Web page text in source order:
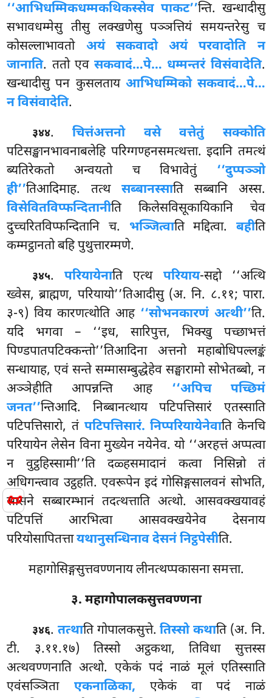
📜
‘‘आभिधम्मिकधम्मकथिकस्सेव पाकट’’न्ति. खन्धादीसु
सभावधम्मेसु तीसु लक्खणेसु पञ्ञत्तियं समयन्तरेसु च
कोसल्लाभावतो अयं सकवादो अयं परवादोति न
जानाति. ततो एवसकवादं…पे… धम्मन्तरं विसंवादेति.
खन्धादीसु पन कुसलताय आभिधम्मिको सकवादं…पे…
न विसंवादेति.
३४४.चित्तंअत्तनो वसे वत्तेतुं सक्कोति
पटिसङ्खानभावनाबलेहि परिग्गण्हनसमत्थत्ता. इदानि तमत्थं
ब्यतिरेकतो अन्वयतो च विभावेतुं ‘‘दुप्पञ्ञो
ही’’तिआदिमाह. तत्थ सब्बानस्साति सब्बानि अस्स.
विसेवितविप्फन्दितानीति किलेसविसूकायिकानि चेव
दुच्चरितविप्फन्दितानि च. भञ्जित्वाति मद्दित्वा. बहीति
कम्मट्ठानतो बहि पुथुत्तारम्मणे.
३४५.परियायेनाति एत्थ परियाय-सद्दो ‘‘अत्थि
ख्वेस, ब्राह्मण, परियायो’’तिआदीसु (अ. नि. ८.११; पारा.
३-९) विय कारणत्थोति आह ‘‘सोभनकारणं अत्थी’’ति.
यदि भगवा – ‘‘इध, सारिपुत्त, भिक्खु पच्छाभत्तं
पिण्डपातपटिक्कन्तो’’तिआदिना अत्तनो महाबोधिपल्लङ्कं
सन्धायाह, एवं सन्ते सम्मासम्बुद्धेहेव सङ्घारामो सोभेतब्बो, न
अञ्ञेहीति आपन्नन्ति आह ‘‘अपिच पच्छिमं
जनत’’न्तिआदि. निब्बानत्थाय पटिपत्तिसारं एतस्साति
पटिपत्तिसारो, तं पटिपत्तिसारं. निप्परियायेनेवाति केनचि
परियायेन लेसेन विना मुख्येन नयेनेव. यो ‘‘अरहत्तं अप्पत्वा
न वुट्ठहिस्सामी’’ति दळ्हसमादानं कत्वा निसिन्नो तं
अधिगन्त्वाव उट्ठहति. एवरूपेन इदं गोसिङ्गसालवनं सोभति,
सासने सब्बारम्भानं तदत्थत्ताति अत्थो. आसवक्खयावहं
पटिपत्तिं आरभित्वा आसवक्खयेनेव देसनाय
परियोसापितत्तायथानुसन्धिनाव देसनं निट्ठपेसीति.
महागोसिङ्गसुत्तवण्णनाय लीनत्थप्पकासना समत्ता.
३. महागोपालकसुत्तवण्णना
३४६. तत्थातिगोपालकसुत्ते.तिस्सो कथाति (अ. नि.
टी. ३.११.१७) तिस्सो अट्ठकथा, तिविधा सुत्तस्स
अत्थवण्णनाति अत्थो. एकेकं पदं नाळं मूलं एतिस्साति
एवंसञ्ञिता एकनाळिका, एकेकं वा पदं नाळं